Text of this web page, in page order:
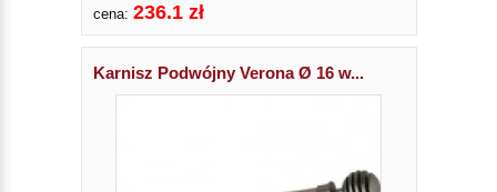
cena: 236.1 zł
Karnisz Podwójny Verona Ø 16 w...